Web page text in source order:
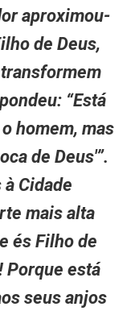
aproximou-
de Deus,
“Está
homem, mas
de Deus'”.
Cidade
mais alta
és Filho de
Porque está
seus anjos